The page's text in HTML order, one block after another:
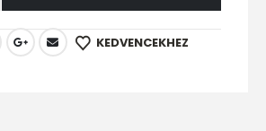
KEDVENCEKHEZ